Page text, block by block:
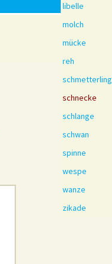
libelle
molch
mücke
reh
schmetterling
schnecke
schlange
schwan
spinne
wespe
wanze
zikade